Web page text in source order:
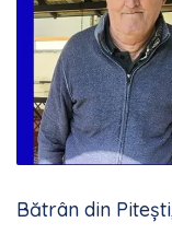
Bătrân din